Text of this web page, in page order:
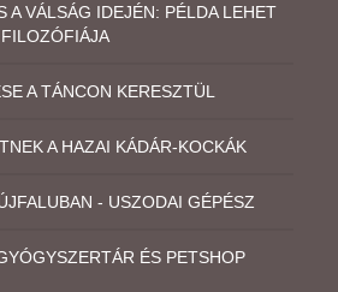
A VÁLSÁG IDEJÉN: PÉLDA LEHET
A TÁNCON KERESZTÜL
A HAZAI KÁDÁR-KOCKÁK
- USZODAI GÉPÉSZ
ÉS PETSHOP